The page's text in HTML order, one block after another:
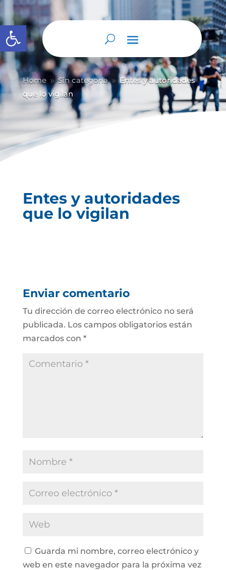
Abrir barra de herramientas
Home 9 Sin categoría 9 Entes y autoridades
que lo vigilan
Entes y autoridades
que lo vigilan
Enviar comentario
Tu dirección de correo electrónico no será
publicada. Los campos obligatorios están
marcados con *
Guarda mi nombre, correo electrónico y
web en este navegador para la próxima vez